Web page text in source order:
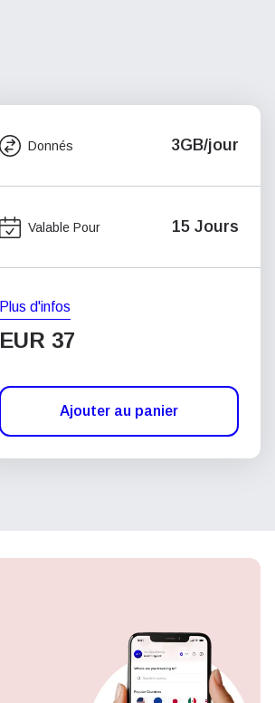
Donnés 3GB/jour
Valable Pour 15 Jours
Plus d'infos
EUR 37
Ajouter au panier